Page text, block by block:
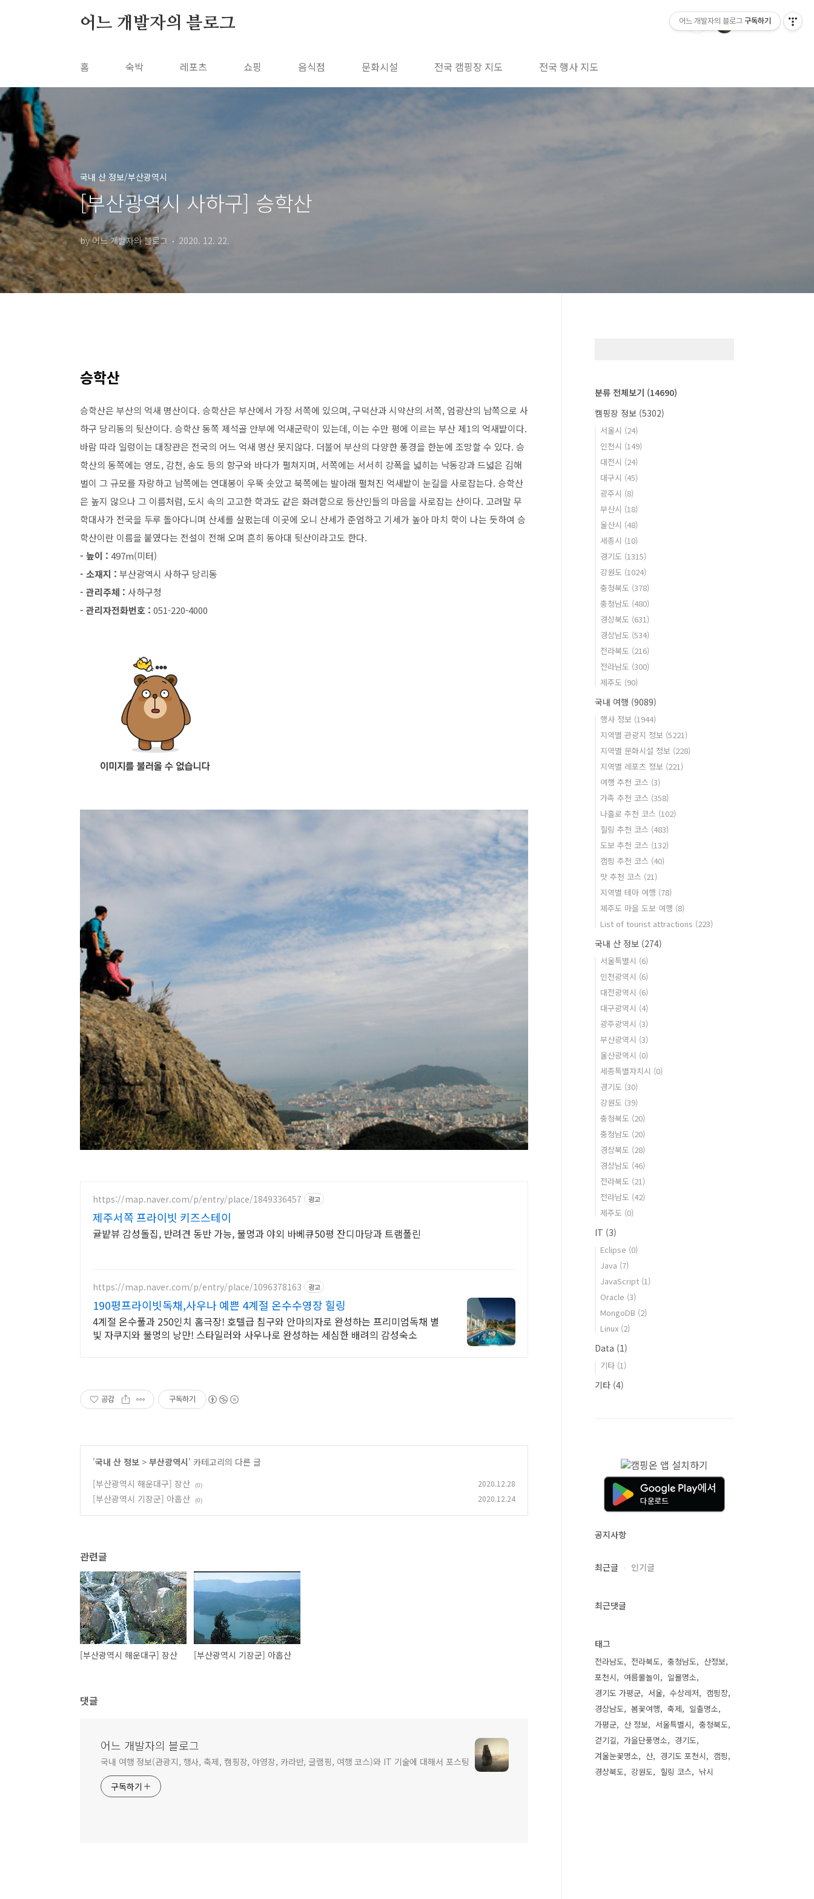
어느 개발자의 블로그
홈 숙박 레포츠 쇼핑 음식점 문화시설 전국 캠핑장 지도 전국 행사 지도
국내 산 정보/부산광역시
[부산광역시 사하구] 승학산
by 어느 개발자의 블로그 2020. 12. 22.
승학산
승학산은 부산의 억새 명산이다. 승학산은 부산에서 가장 서쪽에 있으며, 구덕산과 시약산의 서쪽, 엄광산의 남쪽으로 사
하구 당리동의 뒷산이다. 승학산 동쪽 제석골 안부에 억새군락이 있는데, 이는 수만 평에 이르는 부산 제1의 억새밭이다.
바람 따라 일렁이는 대장관은 전국의 어느 억새 명산 못지않다. 더불어 부산의 다양한 풍경을 한눈에 조망할 수 있다. 승
학산의 동쪽에는 영도, 감천, 송도 등의 항구와 바다가 펼쳐지며, 서쪽에는 서서히 강폭을 넓히는 낙동강과 드넓은 김해
벌이 그 규모를 자랑하고 남쪽에는 연대봉이 우뚝 솟았고 북쪽에는 발아래 펼쳐진 억새밭이 눈길을 사로잡는다. 승학산
은 높지 않으나 그 이름처럼, 도시 속의 고고한 학과도 같은 화려함으로 등산인들의 마음을 사로잡는 산이다. 고려말 무
학대사가 전국을 두루 돌아다니며 산세를 살폈는데 이곳에 오니 산세가 준엄하고 기세가 높아 마치 학이 나는 듯하여 승
학산이란 이름을 붙였다는 전설이 전해 오며 흔히 동아대 뒷산이라고도 한다.
- 높이 : 497m(미터)
- 소재지 : 부산광역시 사하구 당리동
- 관리주체 : 사하구청
- 관리자전화번호 : 051-220-4000
https://map.naver.com/p/entry/place/1849336457 광고
제주서쪽 프라이빗 키즈스테이
귤밭뷰 감성돌집, 반려견 동반 가능, 불멍과 야외 바베큐50평 잔디마당과 트램폴린
https://map.naver.com/p/entry/place/1096378163 광고
190평프라이빗독채,사우나 예쁜 4계절 온수수영장 힐링
4계절 온수풀과 250인치 홈극장! 호텔급 침구와 안마의자로 완성하는 프리미엄독채 별
빛 자쿠지와 불멍의 낭만! 스타일러와 사우나로 완성하는 세심한 배려의 감성숙소
공감 구독하기
'국내 산 정보 > 부산광역시' 카테고리의 다른 글
[부산광역시 해운대구] 장산
(0) 2020.12.28
[부산광역시 기장군] 아홉산 (0) 2020.12.24
관련글
[부산광역시 해운대구] 장산 [부산광역시 기장군] 아홉산
댓글
어느 개발자의 블로그
국내 여행 정보(관광지, 행사, 축제, 캠핑장, 야영장, 카라반, 글램핑, 여행 코스)와 IT 기술에 대해서 포스팅
구독하기
분류 전체보기 (14690)
캠핑장 정보 (5302)
서울시 (24)
인천시 (149)
대전시 (24)
대구시 (45)
광주시 (8)
부산시 (18)
울산시 (48)
세종시 (10)
경기도 (1315)
강원도 (1024)
충청북도 (378)
충청남도 (480)
경상북도 (631)
경상남도 (534)
전라북도 (216)
전라남도 (300)
제주도 (90)
국내 여행 (9089)
행사 정보 (1944)
지역별 관광지 정보 (5221)
지역별 문화시설 정보 (228)
지역별 레포츠 정보 (221)
여행 추천 코스 (3)
가족 추천 코스 (358)
나홀로 추천 코스 (102)
힐링 추천 코스 (483)
도보 추천 코스 (132)
캠핑 추천 코스 (40)
맛 추천 코스 (21)
지역별 테마 여행 (78)
제주도 마을 도보 여행 (8)
List of tourist attractions (223)
국내 산 정보 (274)
서울특별시 (6)
인천광역시 (6)
대전광역시 (6)
대구광역시 (4)
광주광역시 (3)
부산광역시 (3)
울산광역시 (0)
세종특별자치시 (0)
경기도 (30)
강원도 (39)
충청북도 (20)
충청남도 (20)
경상북도 (28)
경상남도 (46)
전라북도 (21)
전라남도 (42)
제주도 (0)
IT (3)
Eclipse (0)
Java (7)
JavaScript (1)
Oracle (3)
MongoDB (2)
Linux (2)
Data (1)
기타 (1)
기타 (4)
공지사항
최근글 인기글
최근댓글
태그
전라남도 전라북도 충청남도
산정보
포천시
여름물놀이
일몰명소
경기도 가평군
서울 수상레저
캠핑장
경상남도
봄꽃여행 축제
일출명소
가평군
산 정보 서울특별시
충청북도
걷기길
가을단풍명소
경기도
겨울눈꽃명소
산 경기도 포천시
캠핑
경상북도
강원도 힐링 코스 낚시
어느 개발자의 블로그 구독하기